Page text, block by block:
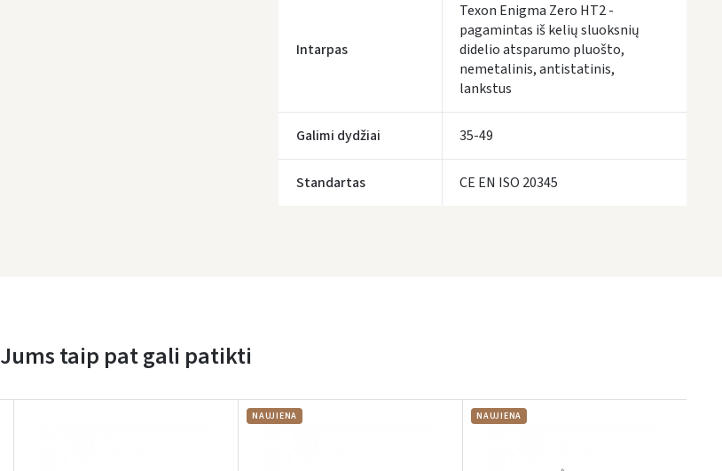
Intarpas
Texon Enigma Zero HT2 -
pagamintas iš kelių sluoksnių
didelio atsparumo pluošto,
nemetalinis, antistatinis,
lankstus
Galimi dydžiai 35-49
Standartas CE EN ISO 20345
Jums taip pat gali patikti
NAUJIENA NAUJIENA
Pamiršote slaptažodį?
Google